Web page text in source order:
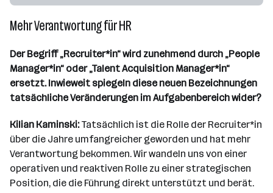
Mehr Verantwortung für HR
Der Begriff „Recruiter*in“ wird zunehmend durch „People
Manager*in“ oder „Talent Acquisition Manager*in“
ersetzt. Inwieweit spiegeln diese neuen Bezeichnungen
tatsächliche Veränderungen im Aufgabenbereich wider?
Kilian Kaminski:Tatsächlich ist die Rolle der Recruiter*in
über die Jahre umfangreicher geworden und hat mehr
Verantwortung bekommen. Wir wandeln uns von einer
operativen und reaktiven Rolle zu einer strategischen
Position, die die Führung direkt unterstützt und berät.